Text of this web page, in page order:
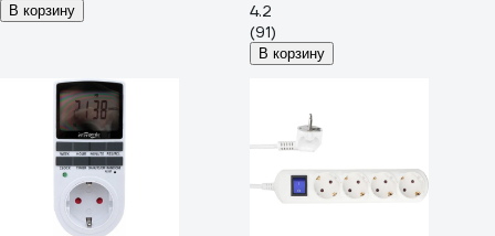
В корзину
4.2
(91)
В корзину